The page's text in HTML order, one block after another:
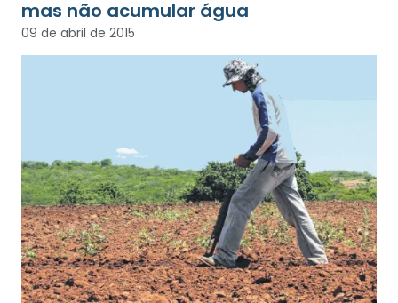
mas não acumular água
09 de abril de 2015